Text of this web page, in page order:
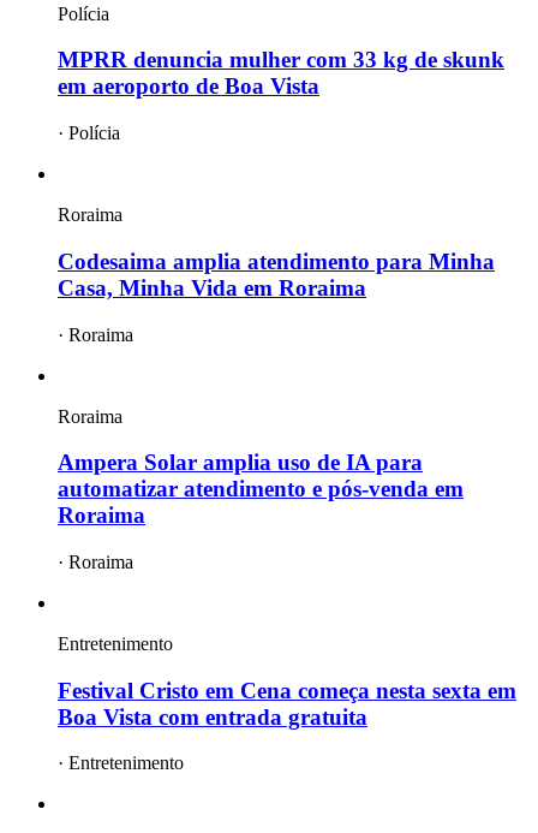
Polícia
MPRR denuncia mulher com 33 kg de skunk
em aeroporto de Boa Vista
· Polícia
Roraima
Codesaima amplia atendimento para Minha
Casa, Minha Vida em Roraima
· Roraima
Roraima
Ampera Solar amplia uso de IA para
automatizar atendimento e pós-venda em
Roraima
· Roraima
Entretenimento
Festival Cristo em Cena começa nesta sexta em
Boa Vista com entrada gratuita
· Entretenimento